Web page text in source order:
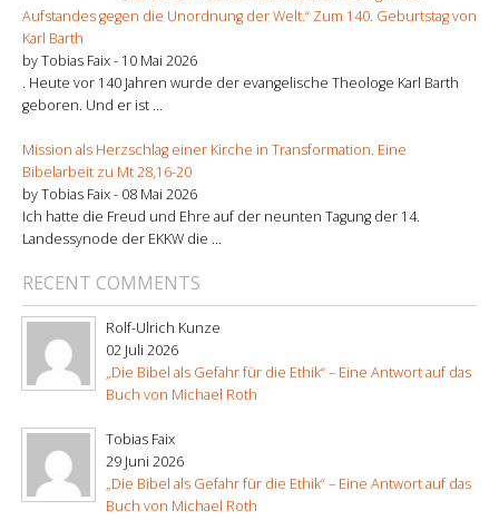
Aufstandes gegen die Unordnung der Welt.“ Zum 140. Geburtstag von
Karl Barth
by Tobias Faix - 10 Mai 2026
. Heute vor 140 Jahren wurde der evangelische Theologe Karl Barth
geboren. Und er ist ...
Mission als Herzschlag einer Kirche in Transformation. Eine
Bibelarbeit zu Mt 28,16-20
by Tobias Faix - 08 Mai 2026
Ich hatte die Freud und Ehre auf der neunten Tagung der 14.
Landessynode der EKKW die ...
RECENT COMMENTS
Rolf-Ulrich Kunze
02 Juli 2026
„Die Bibel als Gefahr für die Ethik“ – Eine Antwort auf das
Buch von Michael Roth
Tobias Faix
29 Juni 2026
„Die Bibel als Gefahr für die Ethik“ – Eine Antwort auf das
Buch von Michael Roth